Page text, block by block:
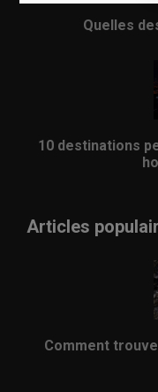
Quelles
10 destinations
Articles
Comment